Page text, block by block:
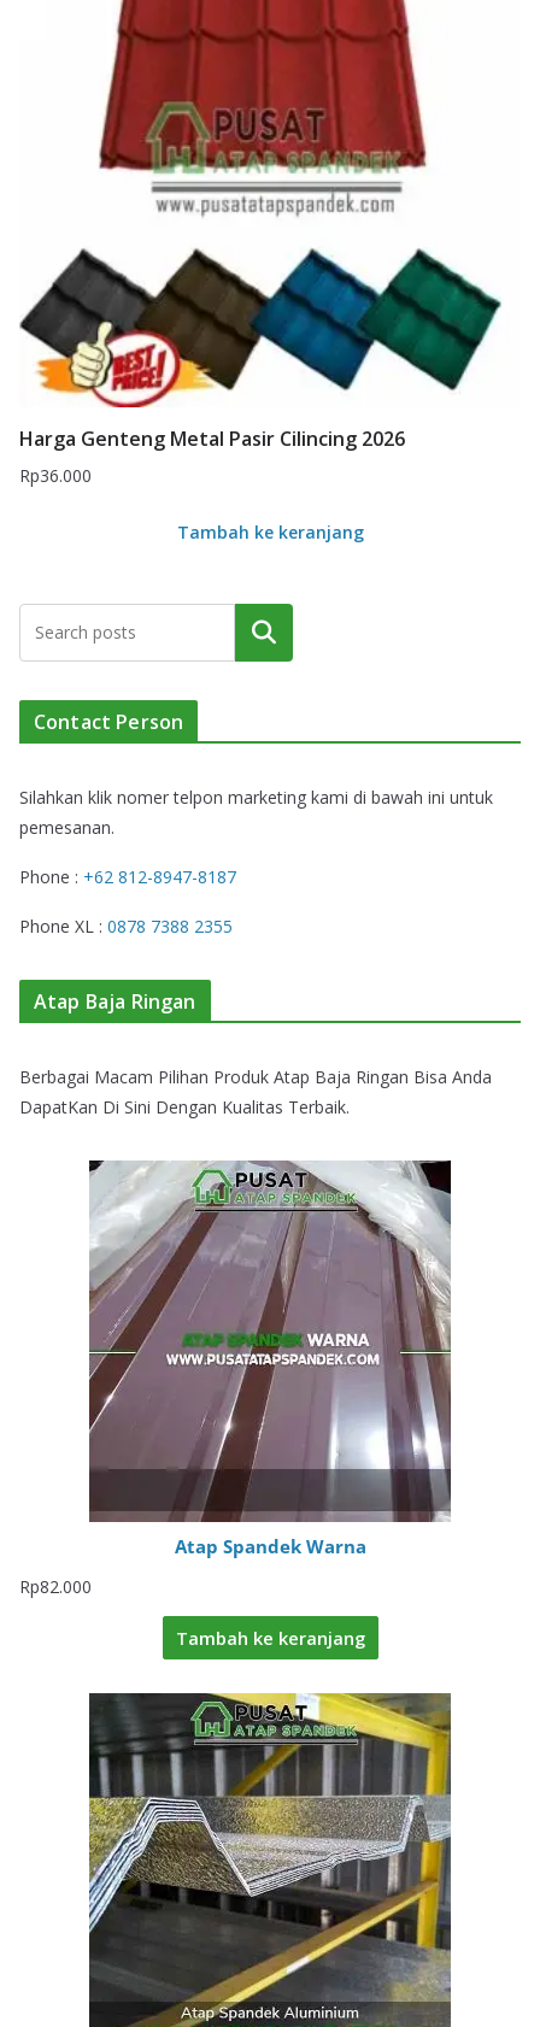
Harga Genteng Metal Pasir Cilincing 2026
Rp36.000
Tambah ke keranjang
Cari
Contact Person
Silahkan klik nomer telpon marketing kami di bawah ini untuk
pemesanan.
Phone : +62 812-8947-8187
Phone XL : 0878 7388 2355
Atap Baja Ringan
Berbagai Macam Pilihan Produk Atap Baja Ringan Bisa Anda
DapatKan Di Sini Dengan Kualitas Terbaik.
Atap Spandek Warna
Rp82.000
Tambah ke keranjang